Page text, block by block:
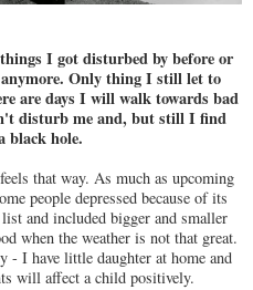
I got disturbed by before or
Only thing I still let to
are days I will walk towards bad
disturb me and, but still I find
black hole.
that way. As much as upcoming
people depressed because of its
and included bigger and smaller
when the weather is not that great.
- I have little daughter at home and
will affect a child positively.